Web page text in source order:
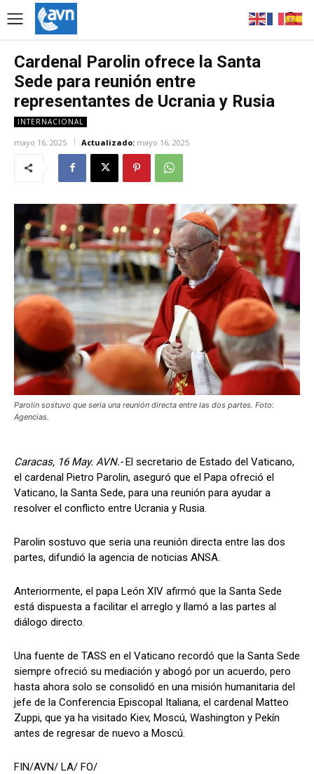
Cardenal Parolin ofrece la Santa
Sede para reunión entre
representantes de Ucrania y Rusia
INTERNACIONAL
mayo 16, 2025 Actualizado: mayo 16, 2025
Parolin sostuvo que seria una reunión directa entre las dos partes. Foto:
Agencias.
Caracas, 16 May. AVN.-El secretario de Estado del Vaticano,
el cardenal Pietro Parolin, aseguró que el Papa ofreció el
Vaticano, la Santa Sede, para una reunión para ayudar a
resolver el conflicto entre Ucrania y Rusia.
Parolin sostuvo que seria una reunión directa entre las dos
partes, difundió la agencia de noticias ANSA.
Anteriormente, el papa León XIV afirmó que la Santa Sede
está dispuesta a facilitar el arreglo y llamó a las partes al
diálogo directo.
Una fuente de TASS en el Vaticano recordó que la Santa Sede
siempre ofreció su mediación y abogó por un acuerdo, pero
hasta ahora solo se consolidó en una misión humanitaria del
jefe de la Conferencia Episcopal Italiana, el cardenal Matteo
Zuppi, que ya ha visitado Kiev, Moscú, Washington y Pekín
antes de regresar de nuevo a Moscú.
FIN/AVN/ LA/ FO/